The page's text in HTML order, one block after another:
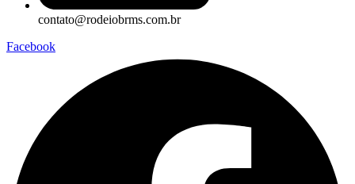
contato@rodeiobrms.com.br
Facebook